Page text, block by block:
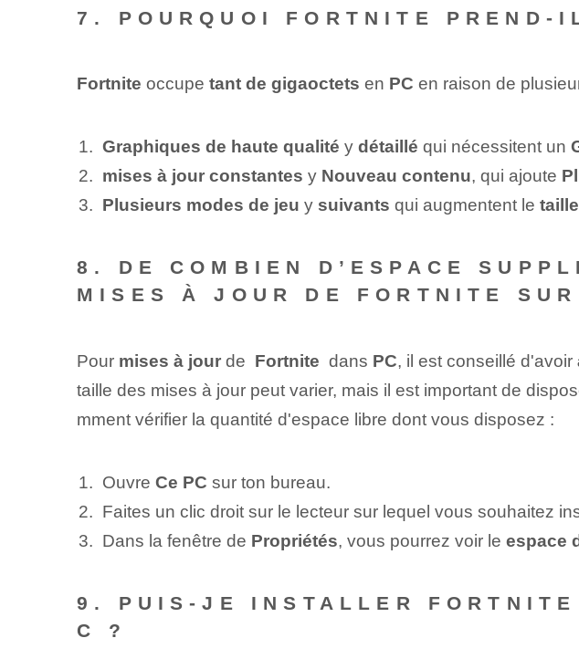
7. POURQUOI FORTNITE PREND-
Fortnite ⁣occupe⁢ tant de gigaoctets en PC en raison de
Graphiques de haute qualité y détaillé qui nécessitent un
mises à jour constantes y Nouveau contenu, qui ajoute
Plusieurs modes de jeu y suivants qui augmentent le
8. DE COMBIEN D’ESPACE
MISES À JOUR DE FORTNITE
Pour mises à jourde ⁣ Fortnite ⁢ dans PC, il est conseillé d'avoir
taille des mises à jour peut varier, mais il est important de
mment vérifier la quantité d'espace libre dont vous disposez :
Ouvre Ce PC sur ton bureau.
Faites un clic droit sur le lecteur sur lequel vous souhaitez
Dans la fenêtre de Propriétés, vous pourrez voir le espace
9. PUIS-JE INSTALLER FORTNITE
C ?